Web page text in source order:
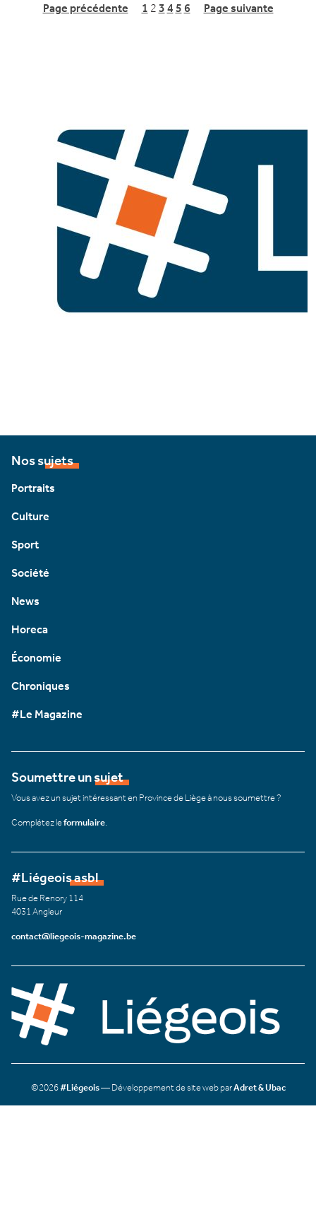
Page précédente 1 2 3 4 5 6 Page suivante
Nos sujets
Portraits
Culture
Sport
Société
News
Horeca
Économie
Chroniques
#Le Magazine
Soumettre un sujet
Vous avez un sujet intéressant en Province de Liège à nous soumettre ?
Complétez leformulaire
#Liégeois asbl
Rue de Renory 114
4031 Angleur
contact@liegeois-magazine.be
©2026#Liégeois— Développement de site web parAdret & Ubac